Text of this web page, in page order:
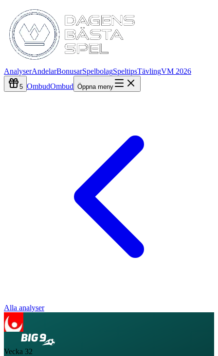
AnalyserAndelarBonusarSpelbolagSpeltipsTävlingVM 2026
5 OmbudOmbud Öppna meny
Alla analyser
Vecka 32